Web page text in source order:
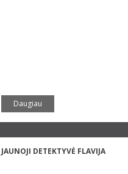
Daugiau
JAUNOJI DETEKTYVĖ FLAVIJA